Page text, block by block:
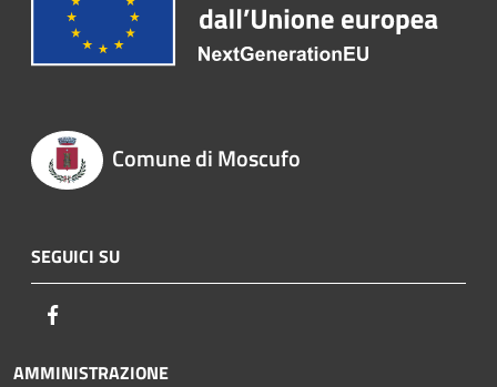
Comune di Moscufo
SEGUICI SU
AMMINISTRAZIONE